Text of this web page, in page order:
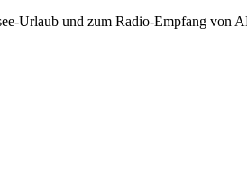
Urlaub und zum Radio-Empfang